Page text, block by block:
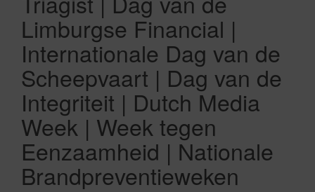
Limburgse Financial |
Internationale Dag van de
Scheepvaart | Dag van de
Integriteit | Dutch Media
Week | Week tegen
Eenzaamheid | Nationale
Brandpreventieweken